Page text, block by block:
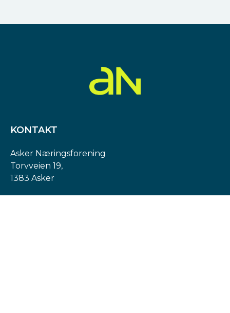
KONTAKT
Asker Næringsforening
Torvveien 19,
1383 Asker